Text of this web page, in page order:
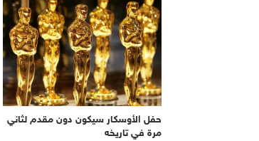
حفل الأوسكار سيكون دون مقدم لثاني
مرة في تاريخه